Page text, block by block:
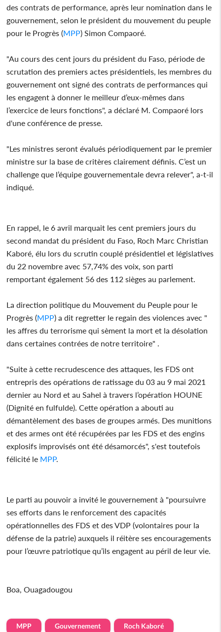
des contrats de performance, après leur nomination dans le
gouvernement, selon le président du mouvement du peuple
pour le Progrès (MPP) Simon Compaoré.
"Au cours des cent jours du président du Faso, période de
scrutation des premiers actes présidentiels, les membres du
gouvernement ont signé des contrats de performances qui
les engagent à donner le meilleur d’eux-mêmes dans
l’exercice de leurs fonctions", a déclaré M. Compaoré lors
d'une conférence de presse.
"Les ministres seront évalués périodiquement par le premier
ministre sur la base de critères clairement définis. C’est un
challenge que l’équipe gouvernementale devra relever", a-t-il
indiqué.
En rappel, le 6 avril marquait les cent premiers jours du
second mandat du président du Faso, Roch Marc Christian
Kaboré, élu lors du scrutin couplé présidentiel et législatives
du 22 novembre avec 57,74% des voix, son parti
remportant également 56 des 112 sièges au parlement.
La direction politique du Mouvement du Peuple pour le
Progrès (MPP) a dit regretter le regain des violences avec "
les affres du terrorisme qui sèment la mort et la désolation
dans certaines contrées de notre territoire" .
"Suite à cette recrudescence des attaques, les FDS ont
entrepris des opérations de ratissage du 03 au 9 mai 2021
dernier au Nord et au Sahel à travers l’opération HOUNE
(Dignité en fulfulde). Cette opération a abouti au
démantèlement des bases de groupes armés. Des munitions
et des armes ont été récupérées par les FDS et des engins
explosifs improvisés ont été désamorcés", s'est toutefois
félicité le MPP.
Le parti au pouvoir a invité le gouvernement à "poursuivre
ses efforts dans le renforcement des capacités
opérationnelles des FDS et des VDP (volontaires pour la
défense de la patrie) auxquels il réitère ses encouragements
pour l’œuvre patriotique qu’ils engagent au péril de leur vie.
Boa, Ouagadougou
MPP Gouvernement Roch Kaboré